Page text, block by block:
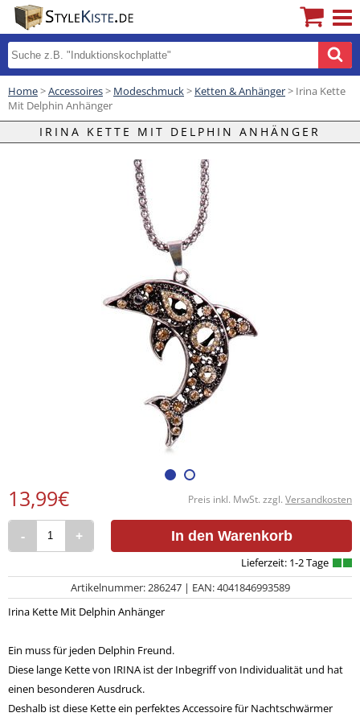
Home>Accessoires> Modeschmuck> Ketten & Anhänger> Irina Kette
Mit Delphin Anhänger
IRINA KETTE MIT DELPHIN ANHÄNGER
Preis inkl. MwSt. zzgl. Versandkosten
13,99€
- + In den Warenkorb
Artikelnummer: 286247 | EAN: 4041846993589
Irina Kette Mit Delphin Anhänger
Ein muss für jeden Delphin Freund.
Diese lange Kette von IRINA ist der Inbegriff von Individualität und hat
einen besonderen Ausdruck.
Deshalb ist diese Kette ein perfektes Accessoire für Nachtschwärmer